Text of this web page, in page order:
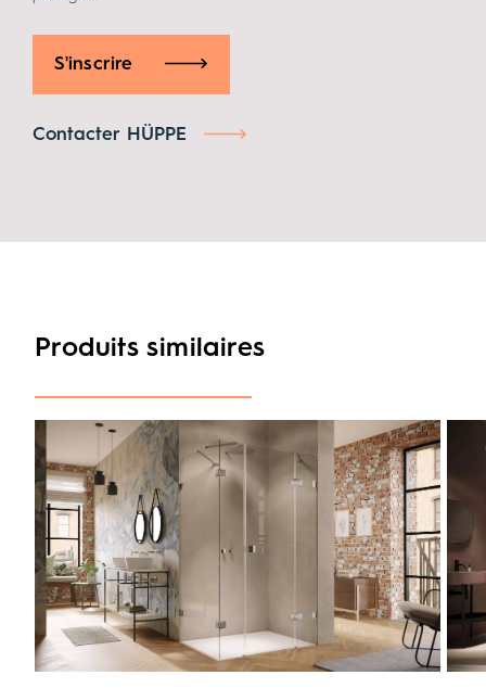
S'inscrire
Contacter HÜPPE
Produits similaires